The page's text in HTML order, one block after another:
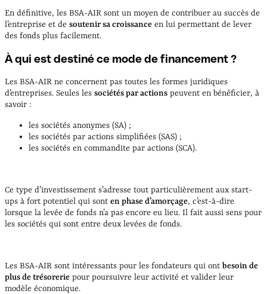
En définitive, les BSA-AIR sont un moyen de contribuer au succès de
l’entreprise et de soutenir sa croissance en lui permettant de lever
des fonds plus facilement.
À qui est destiné ce mode de financement ?
Les BSA-AIR ne concernent pas toutes les formes juridiques
d’entreprises. Seules les sociétés par actions peuvent en bénéficier, à
savoir :
les sociétés anonymes (SA) ;
les sociétés par actions simplifiées (SAS) ;
les sociétés en commandite par actions (SCA).
Ce type d’investissement s’adresse tout particulièrement aux start-
ups à fort potentiel qui sont en phase d’amorçage, c’est-à-dire
lorsque la levée de fonds n’a pas encore eu lieu. Il fait aussi sens pour
les sociétés qui sont entre deux levées de fonds.
Les BSA-AIR sont intéressants pour les fondateurs qui ont besoin de
plus de trésorerie pour poursuivre leur activité et valider leur
modèle économique.